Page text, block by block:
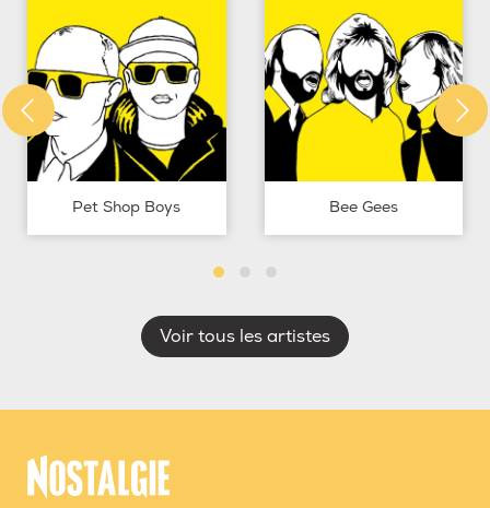
Pet Shop Boys Bee Gees
Voir tous les artistes